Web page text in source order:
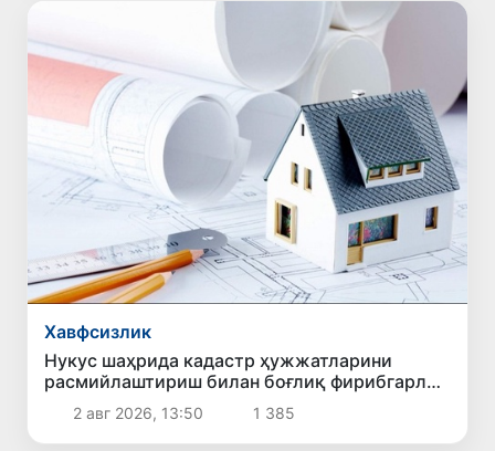
Хавфсизлик
Нукус шаҳрида кадастр ҳужжатларини
расмийлаштириш билан боғлиқ фирибгарлик
ҳолати фош этилди
2 авг 2026, 13:50 1 385